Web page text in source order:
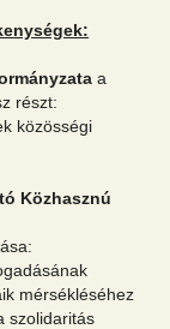
a
részt:
közösségi
Közhasznú
mérsékléséhez
szolidaritás